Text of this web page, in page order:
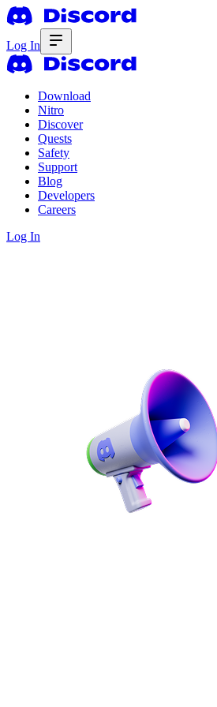
Log In
Download
Nitro
Discover
Quests
Safety
Support
Blog
Developers
Careers
Log In